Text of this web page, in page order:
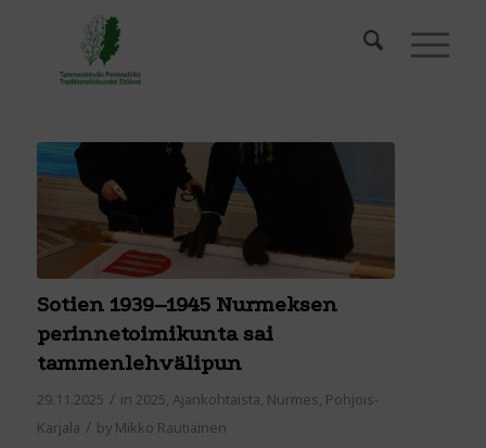
Sotien 1939–1945 Nurmeksen
perinnetoimikunta sai
tammenlehvälipun
29.11.2025 / in 2025, Ajankohtaista, Nurmes, Pohjois-
Karjala / by Mikko Rautiainen